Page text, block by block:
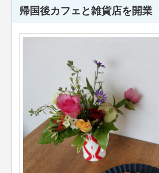
帰国後カフェと雑貨店を開業